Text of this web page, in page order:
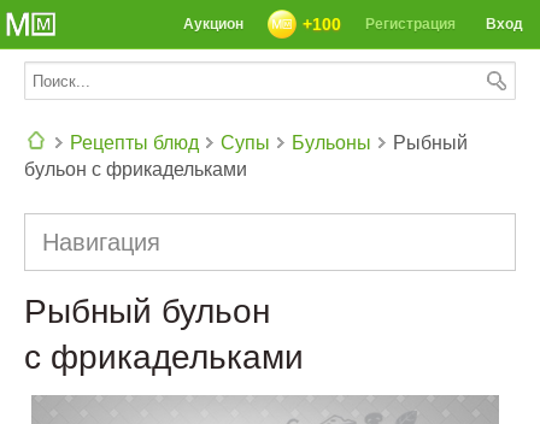
Вход
Регистрация
+100
Аукцион
Рецепты блюд Супы Бульоны
Рыбный
бульон с фрикадельками
Навигация
Рыбный бульон
с фрикадельками